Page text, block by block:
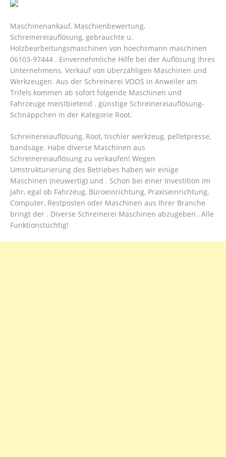
Maschinenankauf, Maschienbewertung,
Schreinereiauflösung, gebrauchte u.
Holzbearbeitungsmaschinen von hoechsmann maschinen
06103-97444 . Einvernehmliche Hilfe bei der Auflösung Ihres
Unternehmens. Verkauf von überzähligen Maschinen und
Werkzeugen. Aus der Schreinerei VOOS in Anweiler am
Trifels kommen ab sofort folgende Maschinen und
Fahrzeuge meistbietend . günstige Schreinereiauflösung-
Schnäppchen in der Kategorie Root.
Schreinereiauflösung, Root, tischler werkzeug, pelletpresse,
bandsäge. Habe diverse Maschinen aus
Schreinereiauflösung zu verkaufen! Wegen
Umstrukturierung des Betriebes haben wir einige
Maschinen (neuwertig) und . Schon bei einer Investition im
Jahr, egal ob Fahrzeug, Büroeinrichtung, Praxiseinrichtung,
Computer, Restposten oder Maschinen aus Ihrer Branche
bringt der . Diverse Schreinerei Maschinen abzugeben , Alle
Funktionstüchtig!